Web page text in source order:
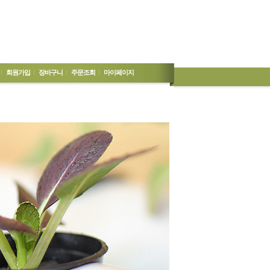
회원가입 장바구니 주문조회 마이페이지